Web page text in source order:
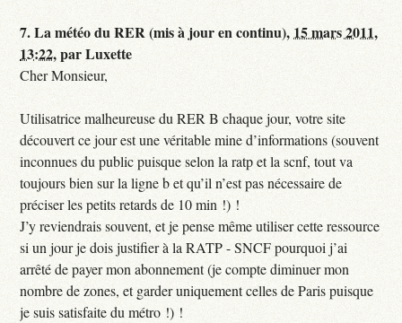
7.La météo du RER (mis à jour en continu), 15 mars 2011,
13:22,parLuxette
Cher Monsieur,
Utilisatrice malheureuse du RER B chaque jour, votre site
découvert ce jour est une véritable mine d’informations (souvent
inconnues du public puisque selon la ratp et la scnf, tout va
toujours bien sur la ligne b et qu’il n’est pas nécessaire de
préciser les petits retards de 10 min !) !
J’y reviendrais souvent, et je pense même utiliser cette ressource
si un jour je dois justifier à la RATP - SNCF pourquoi j’ai
arrêté de payer mon abonnement (je compte diminuer mon
nombre de zones, et garder uniquement celles de Paris puisque
je suis satisfaite du métro !) !